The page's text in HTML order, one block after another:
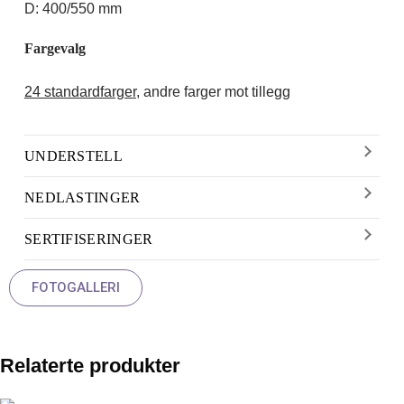
D: 400/550 mm
Fargevalg
24 standardfarger, andre farger mot tillegg
UNDERSTELL
NEDLASTINGER
SERTIFISERINGER
FOTOGALLERI
Relaterte produkter